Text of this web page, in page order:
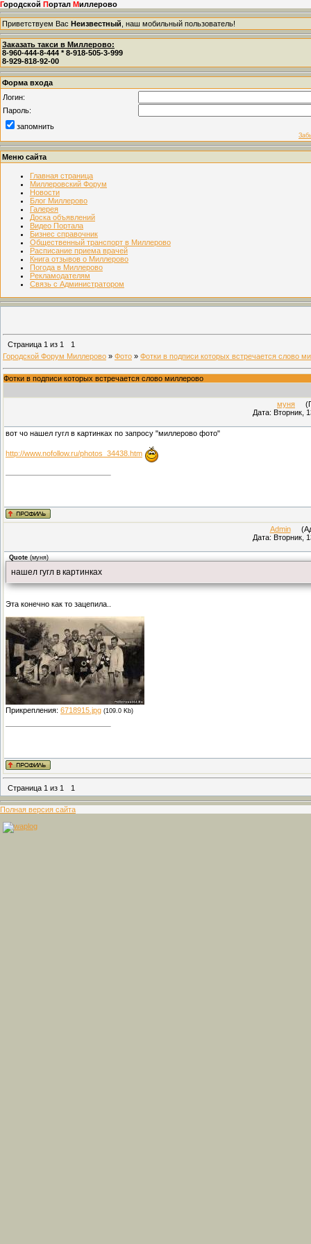
Городской Портал Миллерово
Приветствуем Вас Неизвестный , наш мобильный пользователь!
Заказать такси в Миллерово:
8-960-444-8-444 * 8-918-505-3-999
8-929-818-92-00
Форма входа
Логин:
Пароль:
запомнить
Меню сайта
Главная страница
Миллеровский Форум
Новости
Блог Миллерово
Галерея
Доска объявлений
Видео Портала
Бизнес справочник
Общественный транспорт в Миллерово
Расписание приема врачей
Книга отзывов о Миллерово
Погода в Миллерово
Рекламодателям
Связь с Администратором
Страница 1 из 1
1
Городской Форум Миллерово » Фото » Фотки в подписи которых встречается слово
Фотки в подписи которых встречается слово миллерово
муня
Дата: Вторник,
вот чо нашел гугл в картинках по запросу "миллерово фото"
http://www.nofollow.ru/photos_34438.htm
Admin
Дата: Вторник,
Quote (муня)
нашел гугл в картинках
Эта конечно как то зацепила..
Прикрепления: 6718915.jpg (109.0 Kb)
Страница 1 из 1 1
Полная версия сайта